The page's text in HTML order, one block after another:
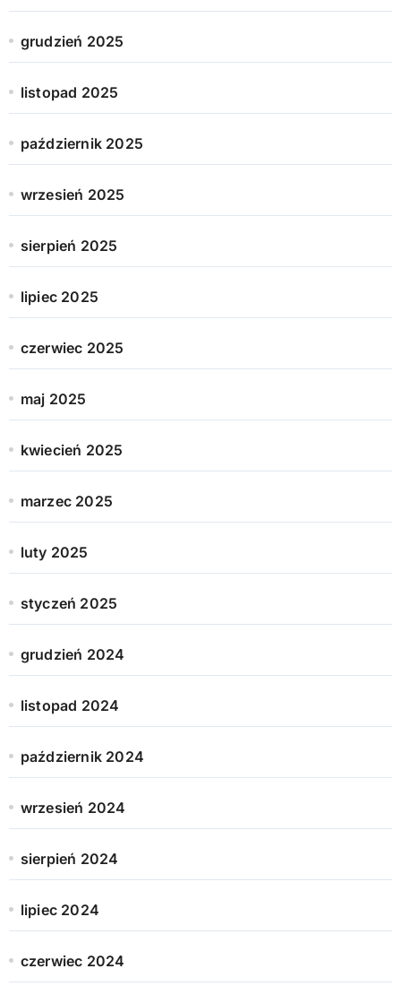
grudzień 2025
listopad 2025
październik 2025
wrzesień 2025
sierpień 2025
lipiec 2025
czerwiec 2025
maj 2025
kwiecień 2025
marzec 2025
luty 2025
styczeń 2025
grudzień 2024
listopad 2024
październik 2024
wrzesień 2024
sierpień 2024
lipiec 2024
czerwiec 2024